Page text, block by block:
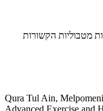
מטבוליות הקשורות
Qura Tul Ain,
Advanced Exercise and